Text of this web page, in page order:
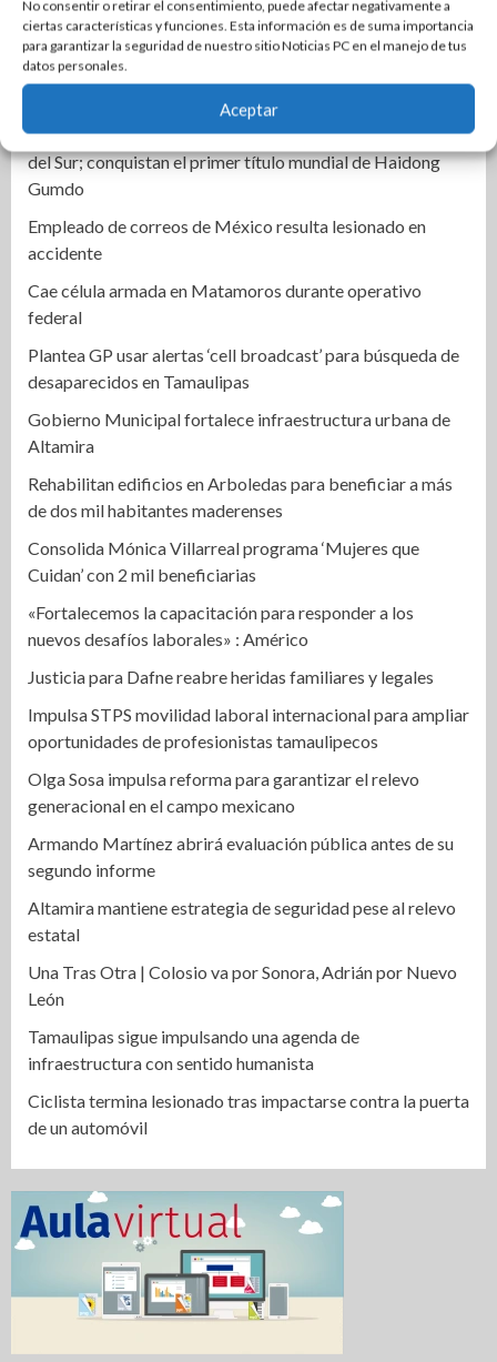
No consentir o retirar el consentimiento, puede afectar negativamente a
ciertas características y funciones. Esta información es de suma importancia
para garantizar la seguridad de nuestro sitio Noticias PC en el manejo de tus
datos personales.
Aceptar
para garantizar un trato digno y humanitario a los
pacientes
Promueve CEDES Altamira reinserción social con
Ocho tamaulipecos hacen historia con México en Corea
del Sur; conquistan el primer título mundial de Haidong
Gumdo
Empleado de correos de México resulta lesionado en
accidente
Cae célula armada en Matamoros durante operativo
federal
Plantea GP usar alertas ‘cell broadcast’ para búsqueda de
desaparecidos en Tamaulipas
Gobierno Municipal fortalece infraestructura urbana de
Altamira
Rehabilitan edificios en Arboledas para beneficiar a más
de dos mil habitantes maderenses
Consolida Mónica Villarreal programa ‘Mujeres que
Cuidan’ con 2 mil beneficiarias
«Fortalecemos la capacitación para responder a los
nuevos desafíos laborales» : Américo
Justicia para Dafne reabre heridas familiares y legales
Impulsa STPS movilidad laboral internacional para ampliar
oportunidades de profesionistas tamaulipecos
Olga Sosa impulsa reforma para garantizar el relevo
generacional en el campo mexicano
Armando Martínez abrirá evaluación pública antes de su
segundo informe
Altamira mantiene estrategia de seguridad pese al relevo
estatal
Una Tras Otra | Colosio va por Sonora, Adrián por Nuevo
León
Tamaulipas sigue impulsando una agenda de
infraestructura con sentido humanista
Ciclista termina lesionado tras impactarse contra la puerta
de un automóvil